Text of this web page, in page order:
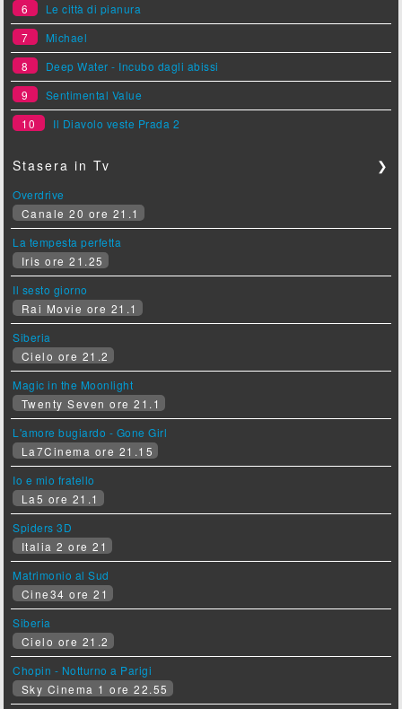
6
Le città di pianura
7
Michael
8
Deep Water - Incubo dagli abissi
9
Sentimental Value
10
Il Diavolo veste Prada 2
Stasera in Tv ❯
Overdrive
Canale 20 ore 21.1
La tempesta perfetta
Iris ore 21.25
Il sesto giorno
Rai Movie ore 21.1
Siberia
Cielo ore 21.2
Magic in the Moonlight
Twenty Seven ore 21.1
L'amore bugiardo - Gone Girl
La7Cinema ore 21.15
Io e mio fratello
La5 ore 21.1
Spiders 3D
Italia 2 ore 21
Matrimonio al Sud
Cine34 ore 21
Siberia
Cielo ore 21.2
Chopin - Notturno a Parigi
Sky Cinema 1 ore 22.55